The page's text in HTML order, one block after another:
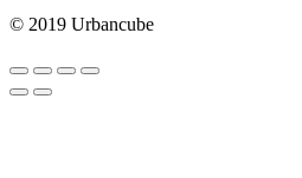
© 2019 Urbancube